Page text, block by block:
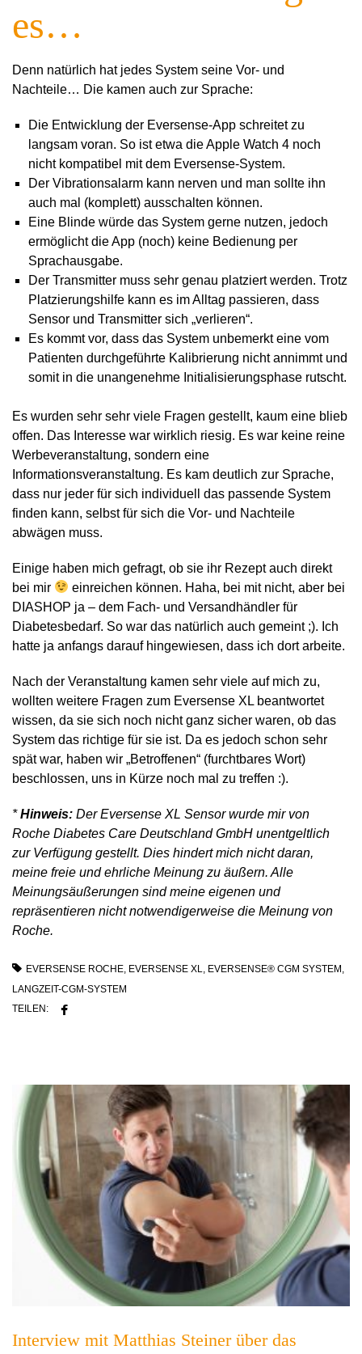
es…
Denn natürlich hat jedes System seine Vor- und
Nachteile… Die kamen auch zur Sprache:
Die Entwicklung der Eversense-App schreitet zu
langsam voran. So ist etwa die Apple Watch 4 noch
nicht kompatibel mit dem Eversense-System.
Der Vibrationsalarm kann nerven und man sollte ihn
auch mal (komplett) ausschalten können.
Eine Blinde würde das System gerne nutzen, jedoch
ermöglicht die App (noch) keine Bedienung per
Sprachausgabe.
Der Transmitter muss sehr genau platziert werden. Trotz
Platzierungshilfe kann es im Alltag passieren, dass
Sensor und Transmitter sich „verlieren“.
Es kommt vor, dass das System unbemerkt eine vom
Patienten durchgeführte Kalibrierung nicht annimmt und
somit in die unangenehme Initialisierungsphase rutscht.
Es wurden sehr sehr viele Fragen gestellt, kaum eine blieb
offen. Das Interesse war wirklich riesig. Es war keine reine
Werbeveranstaltung, sondern eine
Informationsveranstaltung. Es kam deutlich zur Sprache,
dass nur jeder für sich individuell das passende System
finden kann, selbst für sich die Vor- und Nachteile
abwägen muss.
Einige haben mich gefragt, ob sie ihr Rezept auch direkt
bei mir
einreichen können. Haha, bei mit nicht, aber bei
DIASHOP ja – dem Fach- und Versandhändler für
Diabetesbedarf. So war das natürlich auch gemeint ;). Ich
hatte ja anfangs darauf hingewiesen, dass ich dort arbeite.
Nach der Veranstaltung kamen sehr viele auf mich zu,
wollten weitere Fragen zum Eversense XL beantwortet
wissen, da sie sich noch nicht ganz sicher waren, ob das
System das richtige für sie ist. Da es jedoch schon sehr
spät war, haben wir „Betroffenen“ (furchtbares Wort)
beschlossen, uns in Kürze noch mal zu treffen :).
*Hinweis: Der Eversense XL Sensor wurde mir von
Roche Diabetes Care Deutschland GmbH unentgeltlich
zur Verfügung gestellt. Dies hindert mich nicht daran,
meine freie und ehrliche Meinung zu äußern. Alle
Meinungsäußerungen sind meine eigenen und
repräsentieren nicht notwendigerweise die Meinung von
Roche.
EVERSENSE ROCHE, EVERSENSE XL, EVERSENSE® CGM SYSTEM,
LANGZEIT-CGM-SYSTEM
TEILEN:
Interview mit Matthias Steiner über das